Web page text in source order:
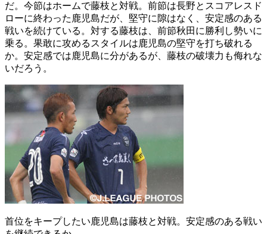
だ。今節はホームで藤枝と対戦。前節は長野とスコアレスド
ローに終わった鹿児島だが、堅守に隙はなく、安定感のある
戦いを続けている。対する藤枝は、前節秋田に勝利し勢いに
乗る。果敢に攻めるスタイルは鹿児島の堅守を打ち破れる
か。安定感では鹿児島に分があるが、藤枝の破壊力も侮れな
いだろう。
首位をキープしたい鹿児島は藤枝と対戦。安定感のある戦い